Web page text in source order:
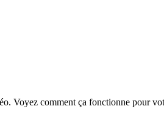
Voyez comment ça fonctionne pour